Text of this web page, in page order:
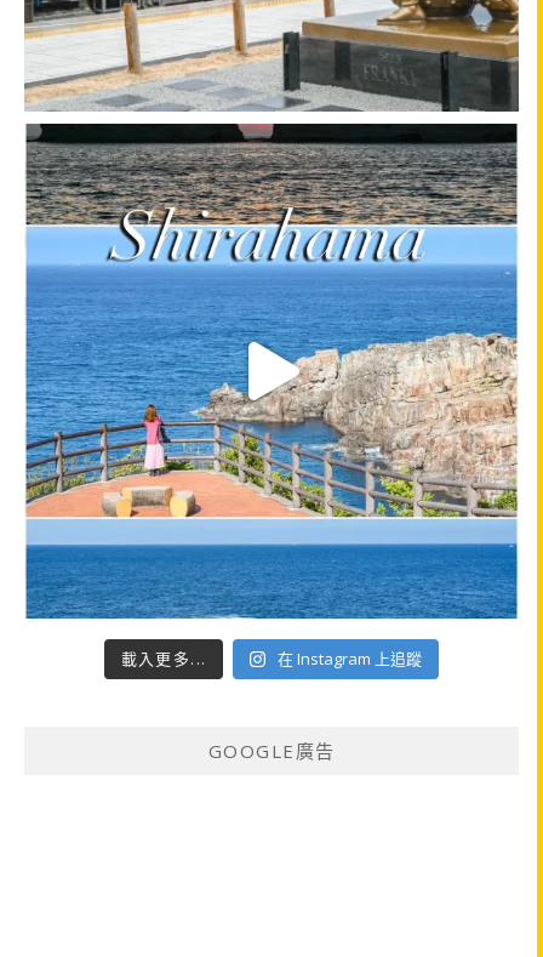
載入更多... 在 Instagram 上追蹤
GOOGLE廣告